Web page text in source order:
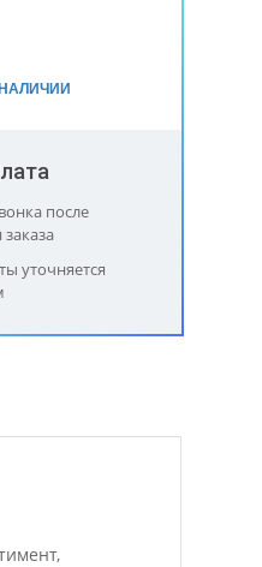
после
уточняется